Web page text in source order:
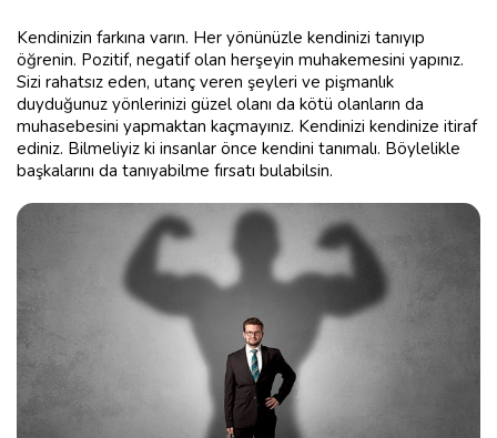
Kendinizin farkına varın. Her yönünüzle kendinizi tanıyıp
öğrenin. Pozitif, negatif olan herşeyin muhakemesini yapınız.
Sizi rahatsız eden, utanç veren şeyleri ve pişmanlık
duyduğunuz yönlerinizi güzel olanı da kötü olanların da
muhasebesini yapmaktan kaçmayınız. Kendinizi kendinize itiraf
ediniz. Bilmeliyiz ki insanlar önce kendini tanımalı. Böylelikle
başkalarını da tanıyabilme fırsatı bulabilsin.